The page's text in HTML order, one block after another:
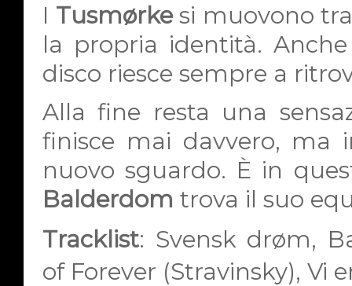
I Tusmørkesi muovono
la propria identità.
disco riesce sempre a
Alla fine resta una
finisce mai davvero, ma
nuovo sguardo. È in
Balderdom trova il suo
Tracklist: Svensk drøm,
of Forever (Stravinsky), Vi